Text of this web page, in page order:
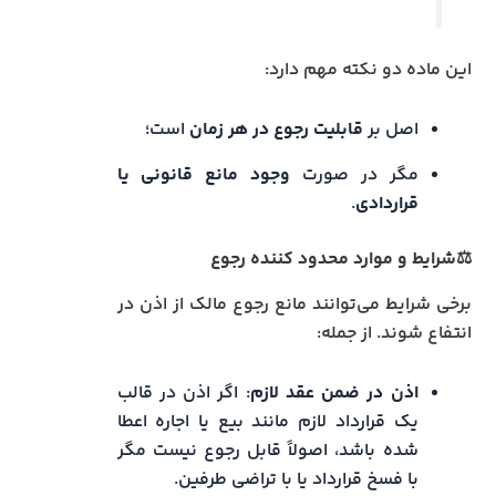
این ماده دو نکته مهم دارد:
اصل برقابلیت رجوع در هر زمان است؛
مگر در صورت وجود مانع قانونی یا
قراردادی.
⚖️شرایط و موارد محدود کننده رجوع
برخی شرایط می‌توانند مانع رجوع مالک از اذن در
انتفاع شوند. از جمله:
اذن در ضمن عقد لازم: اگر اذن در قالب
یک قرارداد لازم مانند بیع یا اجاره اعطا
شده باشد، اصولاً قابل رجوع نیست مگر
با فسخ قرارداد یا با تراضی طرفین.